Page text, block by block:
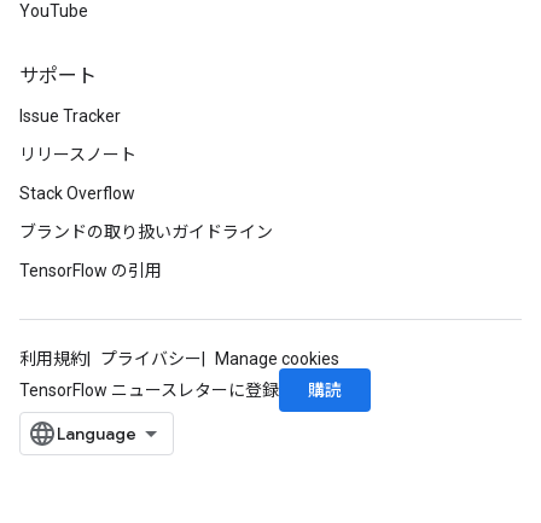
YouTube
サポート
Issue Tracker
リリースノート
Stack Overflow
ブランドの取り扱いガイドライン
TensorFlow の引用
利用規約 プライバシー
Manage cookies
TensorFlow ニュースレターに登録
購読